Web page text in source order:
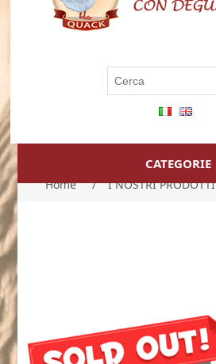
CATEGORIE
Home / I NOSTRI PRODOTTI